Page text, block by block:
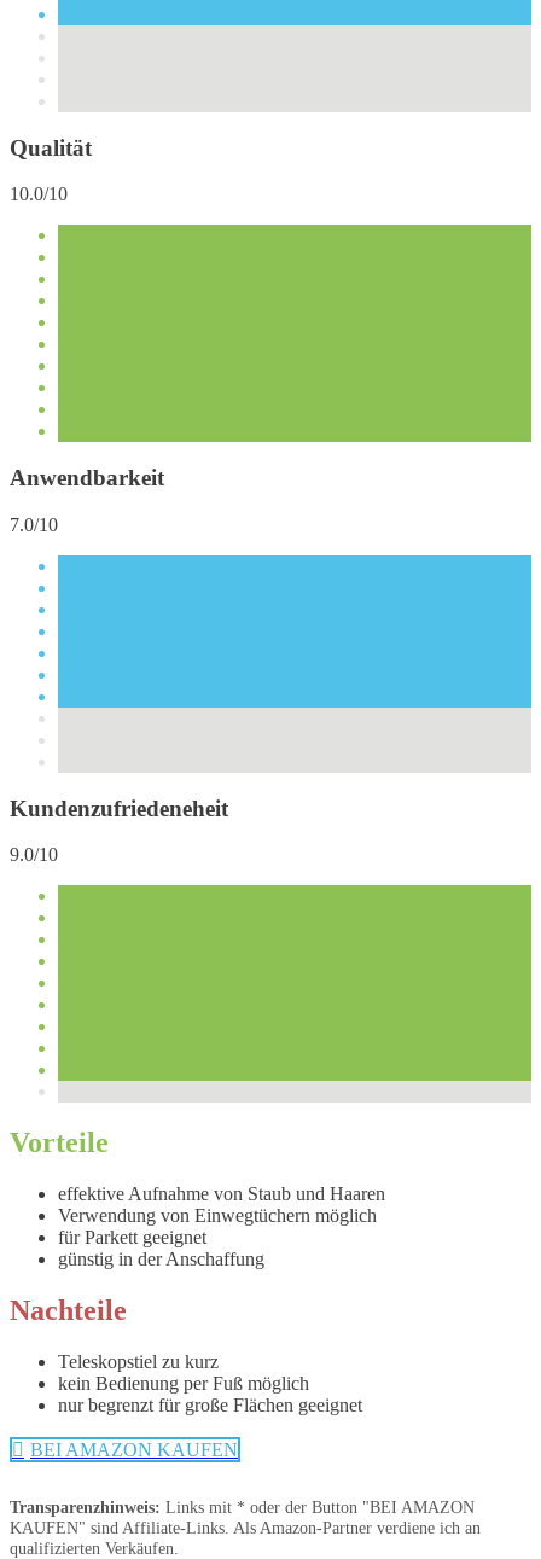
Qualität
10.0/10
Anwendbarkeit
7.0/10
Kundenzufriedeneheit
9.0/10
Vorteile
effektive Aufnahme von Staub und Haaren
Verwendung von Einwegtüchern möglich
für Parkett geeignet
günstig in der Anschaffung
Nachteile
Teleskopstiel zu kurz
kein Bedienung per Fuß möglich
nur begrenzt für große Flächen geeignet
BEI AMAZON KAUFEN
Transparenzhinweis: Links mit * oder der Button "BEI AMAZON
KAUFEN" sind Affiliate-Links. Als Amazon-Partner verdiene ich an
qualifizierten Verkäufen.